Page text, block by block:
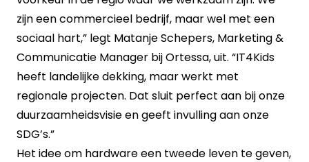
zijn een commercieel bedrijf, maar wel met een
sociaal hart,” legt Matanje Schepers, Marketing &
Communicatie Manager bij Ortessa, uit. “IT4Kids
heeft landelijke dekking, maar werkt met
regionale projecten. Dat sluit perfect aan bij onze
duurzaamheidsvisie en geeft invulling aan onze
SDG’s.”
Het idee om hardware een tweede leven te geven,